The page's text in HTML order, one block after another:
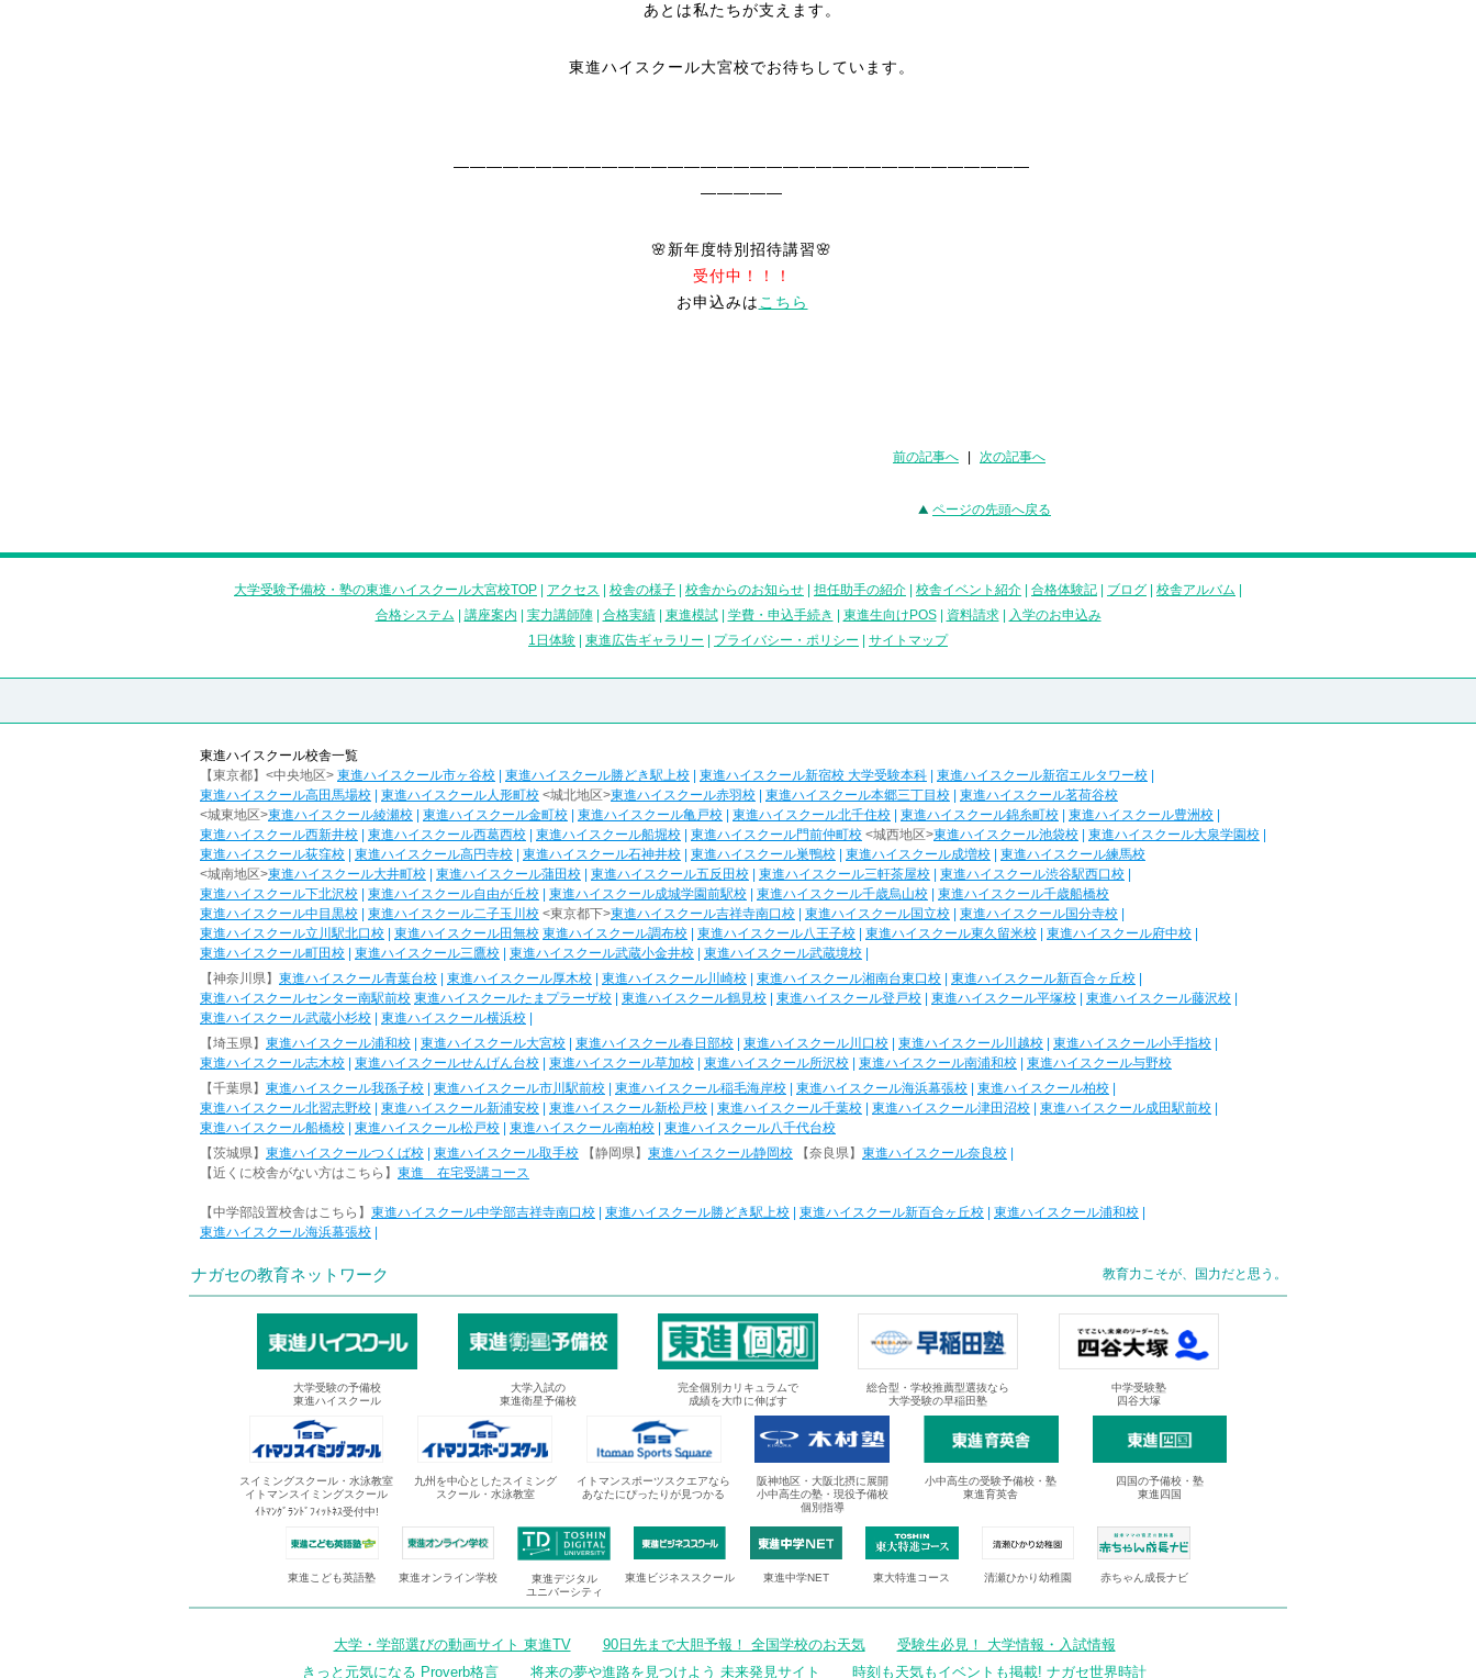
あとは私たちが支えます。
東進ハイスクール大宮校でお待ちしています。
———————————————————————————————————
—————
🌸新年度特別招待講習🌸
お申込みは こちら
前の記事へ 次の記事へ
ページの先頭へ戻る
大学受験予備校・塾の東進ハイスクール大宮校TOP アクセス 校舎の様子 校舎からのお知らせ 担任助手の紹介 校舎イベント紹介 合格体験記 ブログ 校舎アルバム
合格システム
講座案内 実力講師陣| 合格実績| 東進模試| 学費・申込手続き 東進生向けPOS| 資料請求|
入学のお申込み
1日体験
東進広告ギャラリー プライバシー・ポリシー サイトマップ
東進ハイスクール校舎一覧
【東京都】<中央地区> 東進ハイスクール市ヶ谷校 東進ハイスクール勝どき駅上校 東進ハイスクール新宿校 大学受験本科 東進ハイスクール新宿エルタワー校
東進ハイスクール高田馬場校
東進ハイスクール人形町校 <城北地区>東進ハイスクール赤羽校 東進ハイスクール本郷三丁目校
東進ハイスクール茗荷谷校
<城東地区>東進ハイスクール綾瀬校 東進ハイスクール金町校 東進ハイスクール亀戸校 東進ハイスクール北千住校 東進ハイスクール錦糸町校 東進ハイスクール豊洲校
東進ハイスクール西新井校
東進ハイスクール西葛西校 東進ハイスクール船堀校 東進ハイスクール門前仲町校 <城西地区>東進ハイスクール池袋校 東進ハイスクール大泉学園校
東進ハイスクール荻窪校
東進ハイスクール高円寺校 東進ハイスクール石神井校 東進ハイスクール巣鴨校 東進ハイスクール成増校
東進ハイスクール練馬校
<城南地区>東進ハイスクール大井町校 東進ハイスクール蒲田校 東進ハイスクール五反田校 東進ハイスクール三軒茶屋校 東進ハイスクール渋谷駅西口校
東進ハイスクール下北沢校
東進ハイスクール自由が丘校 東進ハイスクール成城学園前駅校 東進ハイスクール千歳烏山校
東進ハイスクール千歳船橋校
東進ハイスクール中目黒校
東進ハイスクール二子玉川校 <東京都下>東進ハイスクール吉祥寺南口校 東進ハイスクール国立校 東進ハイスクール国分寺校
東進ハイスクール立川駅北口校
東進ハイスクール田無校 東進ハイスクール調布校 東進ハイスクール八王子校 東進ハイスクール東久留米校 東進ハイスクール府中校
東進ハイスクール町田校
東進ハイスクール三鷹校 東進ハイスクール武蔵小金井校 東進ハイスクール武蔵境校
【神奈川県】 東進ハイスクール青葉台校 東進ハイスクール厚木校 東進ハイスクール川崎校 東進ハイスクール湘南台東口校 東進ハイスクール新百合ヶ丘校
東進ハイスクールセンター南駅前校 東進ハイスクールたまプラーザ校 東進ハイスクール鶴見校 東進ハイスクール登戸校 東進ハイスクール平塚校 東進ハイスクール藤沢校
東進ハイスクール武蔵小杉校
東進ハイスクール横浜校
【埼玉県】 東進ハイスクール浦和校 東進ハイスクール大宮校 東進ハイスクール春日部校 東進ハイスクール川口校 東進ハイスクール川越校 東進ハイスクール小手指校
東進ハイスクール志木校
東進ハイスクールせんげん台校 東進ハイスクール草加校 東進ハイスクール所沢校 東進ハイスクール南浦和校
東進ハイスクール与野校
【千葉県】 東進ハイスクール我孫子校 東進ハイスクール市川駅前校 東進ハイスクール稲毛海岸校 東進ハイスクール海浜幕張校 東進ハイスクール柏校
東進ハイスクール北習志野校
東進ハイスクール新浦安校 東進ハイスクール新松戸校 東進ハイスクール千葉校 東進ハイスクール津田沼校 東進ハイスクール成田駅前校
東進ハイスクール船橋校
東進ハイスクール松戸校 東進ハイスクール南柏校
東進ハイスクール八千代台校
【茨城県】 東進ハイスクールつくば校 東進ハイスクール取手校 【静岡県】 東進ハイスクール静岡校 【奈良県】 東進ハイスクール奈良校
【近くに校舎がない方はこちら】 東進 在宅受講コース
【中学部設置校舎はこちら】 東進ハイスクール中学部吉祥寺南口校 東進ハイスクール勝どき駅上校 東進ハイスクール新百合ヶ丘校 東進ハイスクール浦和校
東進ハイスクール海浜幕張校
ナガセの教育ネットワーク 教育力こそが、国力だと思う。
大学受験の予備校
東進ハイスクール
大学入試の
東進衛星予備校
完全個別カリキュラムで
成績を大巾に伸ばす
総合型・学校推薦型選抜なら
大学受験の早稲田塾
中学受験塾
四谷大塚
スイミングスクール・水泳教室
イトマンスイミングスクール
ｲﾄﾏﾝｸﾞﾗﾝﾄﾞﾌｨｯﾄﾈｽ受付中!
九州を中心としたスイミング
スクール・水泳教室
イトマンスポーツスクエアなら
あなたにぴったりが見つかる
阪神地区・大阪北摂に展開
小中高生の塾・現役予備校
個別指導
小中高生の受験予備校・塾
東進育英舎
四国の予備校・塾
東進四国
東進こども英語塾 東進オンライン学校
東進デジタル
ユニバーシティ
東進ビジネススクール 東進中学NET 東大特進コース 清瀬ひかり幼稚園 赤ちゃん成長ナビ
大学・学部選びの動画サイト 東進TV 90日先まで大胆予報！ 全国学校のお天気
受験生必見！ 大学情報・入試情報
きっと元気になる Proverb格言
将来の夢や進路を見つけよう 未来発見サイト 時刻も天気もイベントも掲載! ナガセ世界時計